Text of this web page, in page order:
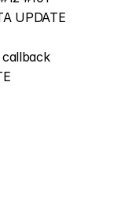
UPDATE